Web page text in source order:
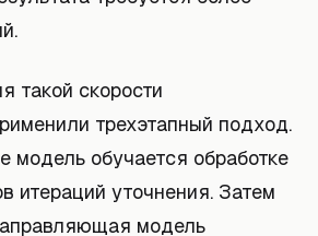
такой скорости
трехэтапный подход.
модель обучается обработке
итераций уточнения. Затем
модель